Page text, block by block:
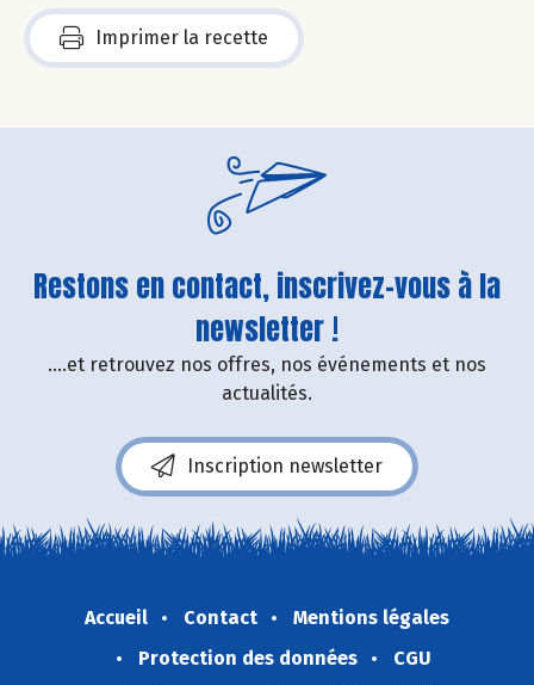
Imprimer la recette
Restons en contact, inscrivez-vous à la
newsletter !
....et retrouvez nos offres, nos événements et nos
actualités.
Inscription newsletter
Accueil Contact
Mentions légales
Protection des données
CGU